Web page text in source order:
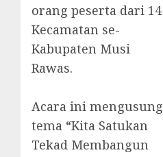
orang peserta dari 14
Kecamatan se-
Kabupaten Musi
Rawas.
Acara ini mengusung
tema “Kita Satukan
Tekad Membangun